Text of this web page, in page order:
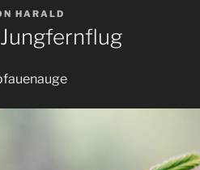
HARALD